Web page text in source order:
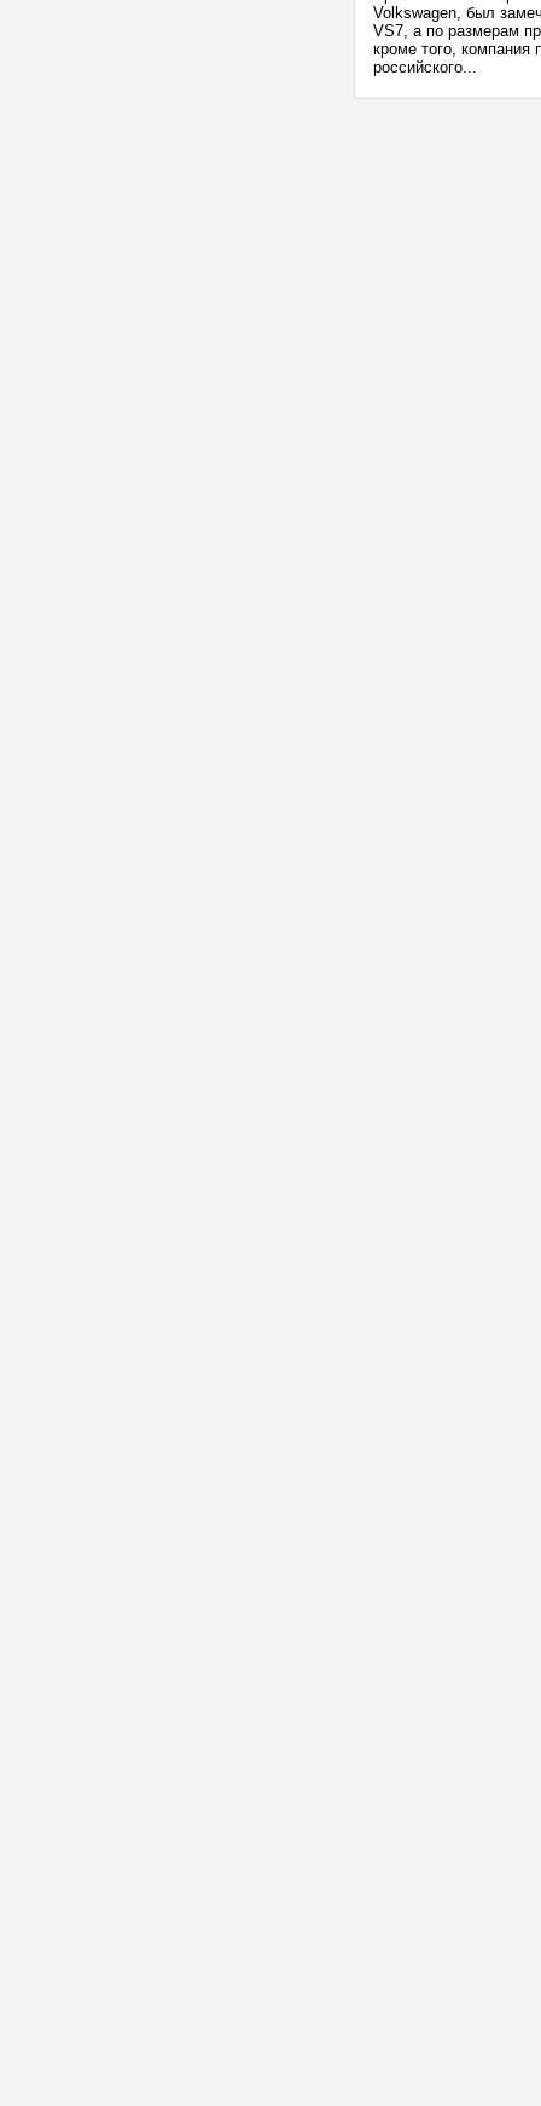
Volkswagen, был
VS7, а по размерам
кроме того, компания
российского...